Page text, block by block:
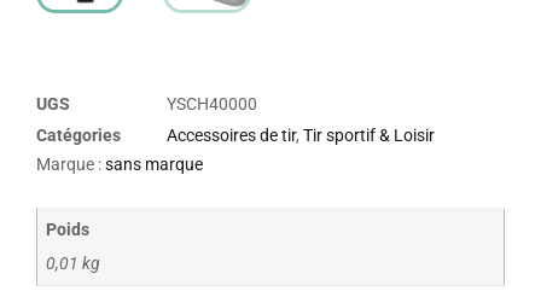
UGS
YSCH40000
Catégories
Accessoires de tir, Tir sportif & Loisir
Marque :sans marque
Poids
0,01 kg